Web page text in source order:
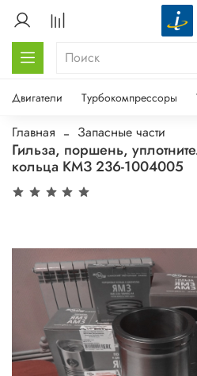
Двигатели Турбокомпрессоры
Главная Запасные части
Гильза, поршень,
кольца КМЗ 236-1004005